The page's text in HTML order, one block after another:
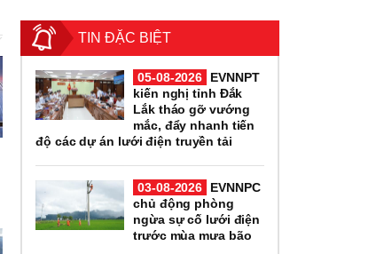
TIN ĐẶC BIỆT
05-08-2026
EVNNPT
kiến nghị tỉnh Đắk
Lắk tháo gỡ vướng
mắc, đẩy nhanh tiến
độ các dự án lưới điện truyền tải
03-08-2026
EVNNPC
chủ động phòng
ngừa sự cố lưới điện
trước mùa mưa bão